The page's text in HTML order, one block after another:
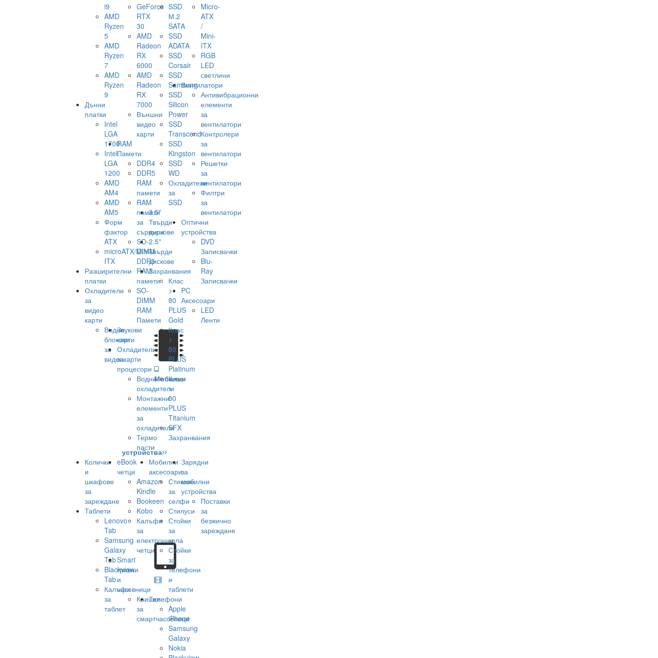
i9
AMD
Ryzen
5
AMD
Ryzen
7
AMD
Ryzen
9
Дънни
платки
Intel
LGA
1700
Intel
LGA
1200
AMD
AM4
AMD
AM5
Форм
фактор
ATX
microATX/Mini-
ITX
Разширителни
платки
Охладители
за
видео
карти
Водни
блокове
за
видеокарти
GeForce
RTX
30
AMD
Radeon
RX
6000
AMD
Radeon
RX
7000
Външни
видео
карти
RAM
Памети
DDR4
DDR5
RAM
памети
RAM
памети
за
сървъри
SO-
DIMM
DDR5
RAM
памети
SO-
DIMM
RAM
Памети
Звукови
карти
Охладители
за
процесори
Водни
охладители
Монтажни
елементи
за
охладители
Термо
пасти
SSD
М.2
SATA
SSD
ADATA
SSD
Corsair
SSD
Samsung
SSD
Silicon
Power
SSD
Transcend
SSD
Kingston
SSD
WD
Охладители
за
SSD
3.5"
Твърди
дискове
2.5"
Твърди
дискове
Захранвания
Клас
>
80
PLUS
Gold
Клас
>
80
PLUS
Platinum
Клас
>
80
PLUS
Titanium
SFX
Захранвания
Micro-
ATX
/
Mini-
ITX
RGB
LED
светлини
Вентилатори
Антивибрационни
елементи
за
вентилатори
Контролери
за
вентилатори
Решетки
за
вентилатори
Филтри
за
вентилатори
Оптични
устройства
DVD
Записвачки
Blu-
Ray
Записвачки
PC
Аксесоари
LED
Ленти
Мобилни
устройства
Колички
и
шкафове
за
зареждане
Таблети
Lenovo
Tab
Samsung
Galaxy
Tab
Blackview
Tab
Калъфи
за
таблет
eBook
четци
Amazon
Kindle
Bookeen
Kobo
Калъфи
за
електронни
четци
Smart
гривни
и
часовници
Каишки
за
смартчасовници
Мобилни
аксесоари
Стикове
за
селфи
Стилуси
Стойки
за
кола
Стойки
за
телефони
и
таблети
Телефони
Apple
iPhone
Samsung
Galaxy
Nokia
Зарядни
за
мобилни
устройства
Поставки
за
безжично
зареждане